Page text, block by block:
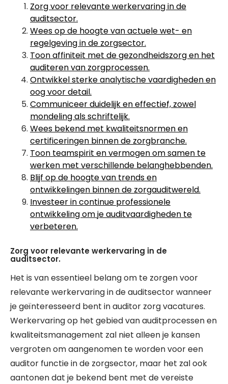
Zorg voor relevante werkervaring in de
auditsector.
Wees op de hoogte van actuele wet- en
regelgeving in de zorgsector.
Toon affiniteit met de gezondheidszorg en het
auditeren van zorgprocessen.
Ontwikkel sterke analytische vaardigheden en
oog voor detail.
Communiceer duidelijk en effectief, zowel
mondeling als schriftelijk.
Wees bekend met kwaliteitsnormen en
certificeringen binnen de zorgbranche.
Toon teamspirit en vermogen om samen te
werken met verschillende belanghebbenden.
Blijf op de hoogte van trends en
ontwikkelingen binnen de zorgauditwereld.
Investeer in continue professionele
ontwikkeling om je auditvaardigheden te
verbeteren.
Zorg voor relevante werkervaring in de
auditsector.
Het is van essentieel belang om te zorgen voor
relevante werkervaring in de auditsector wanneer
je geïnteresseerd bent in auditor zorg vacatures.
Werkervaring op het gebied van auditprocessen en
kwaliteitsmanagement zal niet alleen je kansen
vergroten om aangenomen te worden voor een
auditor functie in de zorgsector, maar het zal ook
aantonen dat je bekend bent met de vereiste